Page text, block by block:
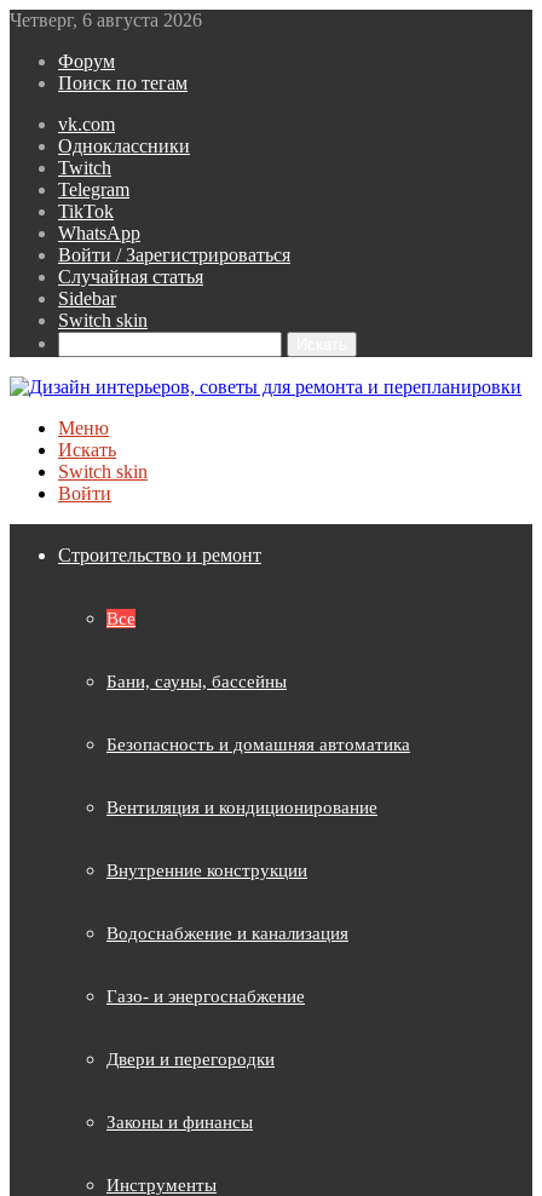
Четверг, 6 августа 2026
Форум
Поиск по тегам
vk.com
Одноклассники
Twitch
Telegram
TikTok
WhatsApp
Войти / Зарегистрироваться
Случайная статья
Sidebar
Switch skin
Меню
Искать
Switch skin
Войти
Строительство и ремонт
Все
Бани, сауны, бассейны
Безопасность и домашняя автоматика
Вентиляция и кондиционирование
Внутренние конструкции
Водоснабжение и канализация
Газо- и энергоснабжение
Двери и перегородки
Законы и финансы
Инструменты